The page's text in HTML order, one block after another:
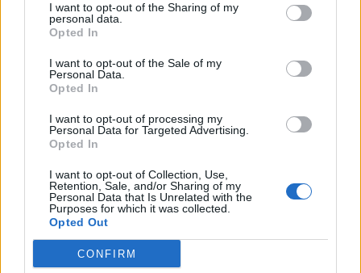
I want to opt-out of the Sharing of my
personal data.
Opted In
I want to opt-out of the Sale of my
Personal Data.
Opted In
I want to opt-out of processing my
Personal Data for Targeted Advertising.
Opted In
I want to opt-out of Collection, Use,
Retention, Sale, and/or Sharing of my
Personal Data that Is Unrelated with the
Purposes for which it was collected.
Opted Out
CONFIRM
Η Χαμάς θα παραδώσεi τα λείψανα άλλων 4
ομήρων – Το Ισραήλ θα ανοίξει τη διέλευση
στη Ράφα προς τη Λωρίδα της Γάζας